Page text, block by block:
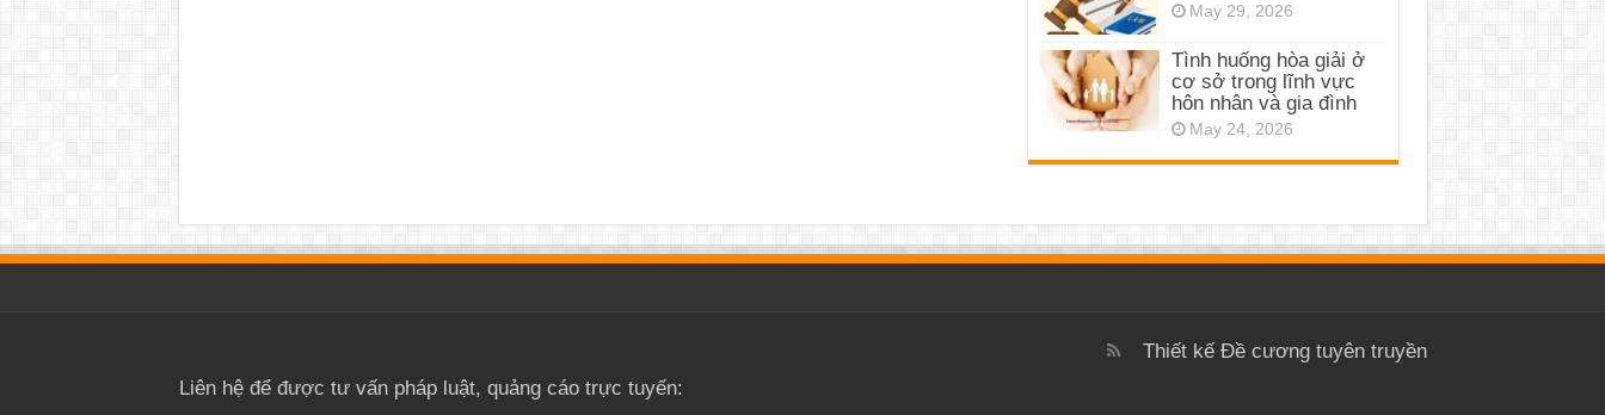
May 29, 2026
Tình huống hòa giải ở
cơ sở trong lĩnh vực
hôn nhân và gia đình
May 24, 2026
Thiết kế Đề cương tuyên truyền
Liên hệ để được tư vấn pháp luật, quảng cáo trực tuyến: